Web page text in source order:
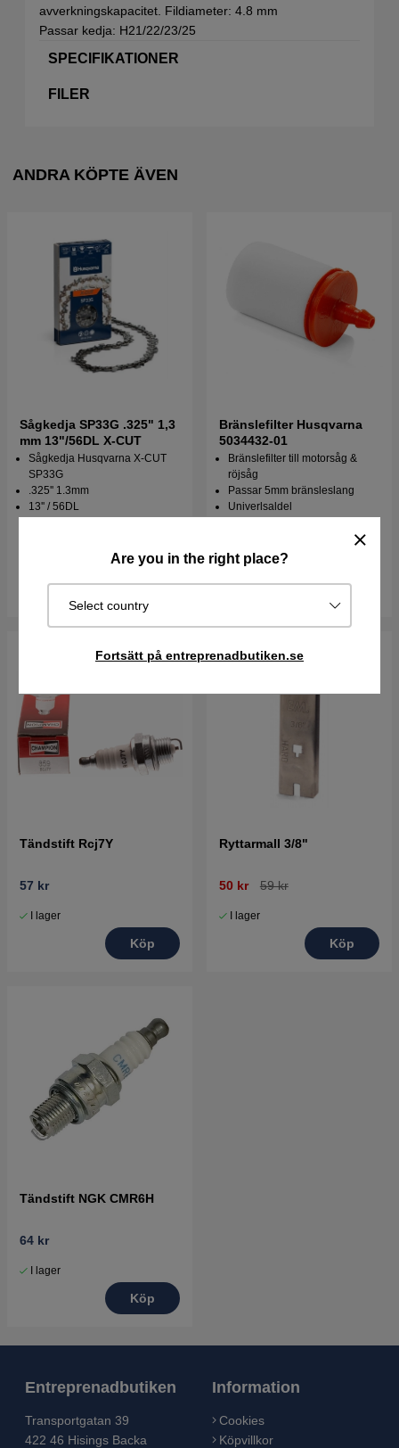
Are you in the right place?
Select country
Fortsätt på entreprenadbutiken.se
avverkningskapacitet. Fildiameter: 4.8 mm
Passar kedja: H21/22/23/25
SPECIFIKATIONER
FILER
ANDRA KÖPTE ÄVEN
Sågkedja SP33G .325" 1,3
mm 13"/56DL X-CUT
Sågkedja Husqvarna X-CUT
SP33G
.325'' 1.3mm
13'' / 56DL
Köp
Bränslefilter Husqvarna
5034432-01
Bränslefilter till motorsåg &
röjsåg
Passar 5mm bränsleslang
Univerlsaldel
I lager
Köp
Tändstift Rcj7Y
57 kr
I lager
Köp
Ryttarmall 3/8"
50 kr 59 kr
I lager
Köp
Tändstift NGK CMR6H
64 kr
I lager
Köp
Entreprenadbutiken
Transportgatan 39
422 46 Hisings Backa
Information
Cookies
Köpvillkor